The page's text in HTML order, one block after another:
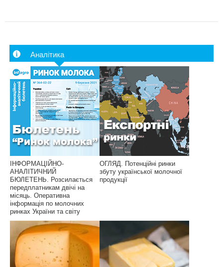
Аналітика
ІНФОРМАЦІЙНО-
АНАЛІТИЧНИЙ
БЮЛЕТЕНЬ. Розсилається
передплатникам двічі на
місяць. Оперативна
інформація по молочних
ринках України та світу
ОГЛЯД. Потенційні ринки
збуту української молочної
продукції